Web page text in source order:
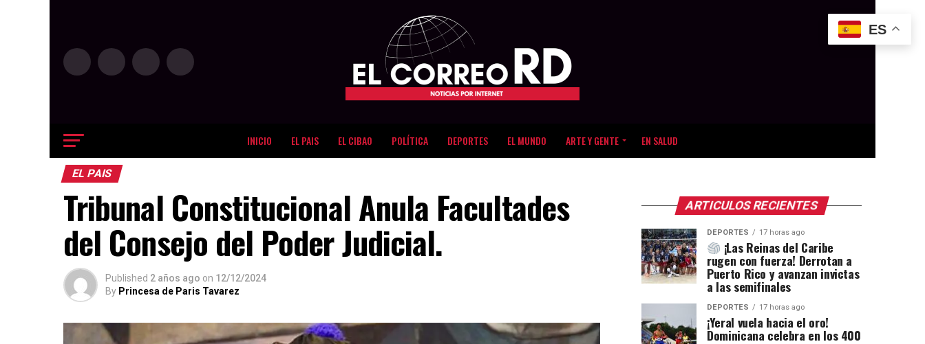
INICIO EL PAIS EL CIBAO POLÍTICA DEPORTES EL MUNDO ARTE Y GENTE EN SALUD
EL PAIS
Tribunal Constitucional Anula Facultades
del Consejo del Poder Judicial.
Published 2 años ago on 12/12/2024
By Princesa de Paris Tavarez
ARTICULOS RECIENTES
DEPORTES 17 horas ago
¡Las Reinas del Caribe
rugen con fuerza! Derrotan a
Puerto Rico y avanzan invictas
a las semifinales
DEPORTES 17 horas ago
¡Yeral vuela hacia el oro!
Dominicana celebra en los 400
ES